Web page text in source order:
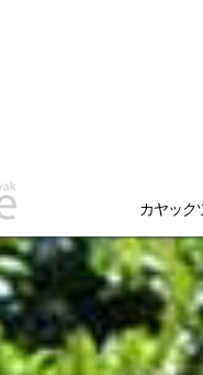
カヤック